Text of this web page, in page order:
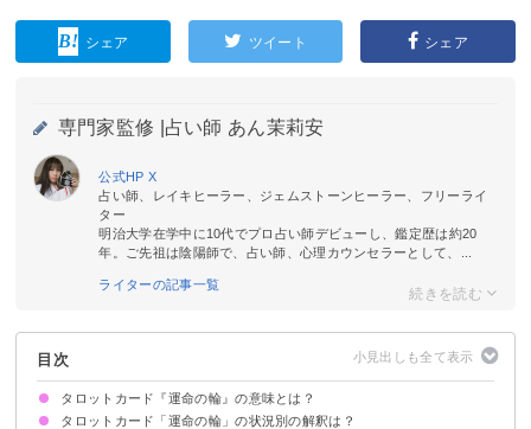
シェア ツイート シェア
専門家監修 | 占い師 あん茉莉安
公式HP X
占い師、レイキヒーラー、ジェムストーンヒーラー、フリーライ
ター
明治大学在学中に10代でプロ占い師デビューし、鑑定歴は約20
年。ご先祖は陰陽師で、占い師、心理カウンセラーとして、...
ライターの記事一覧
目次
タロットカード『運命の輪』の意味とは？
絵柄の示す意味
正位置が出た時の基本的な意味・解釈
逆位置が出た時の基本的な意味・解釈
タロットカード「運命の輪」の状況別の解釈は？